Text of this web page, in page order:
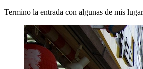
Termino la entrada con algunas de mis